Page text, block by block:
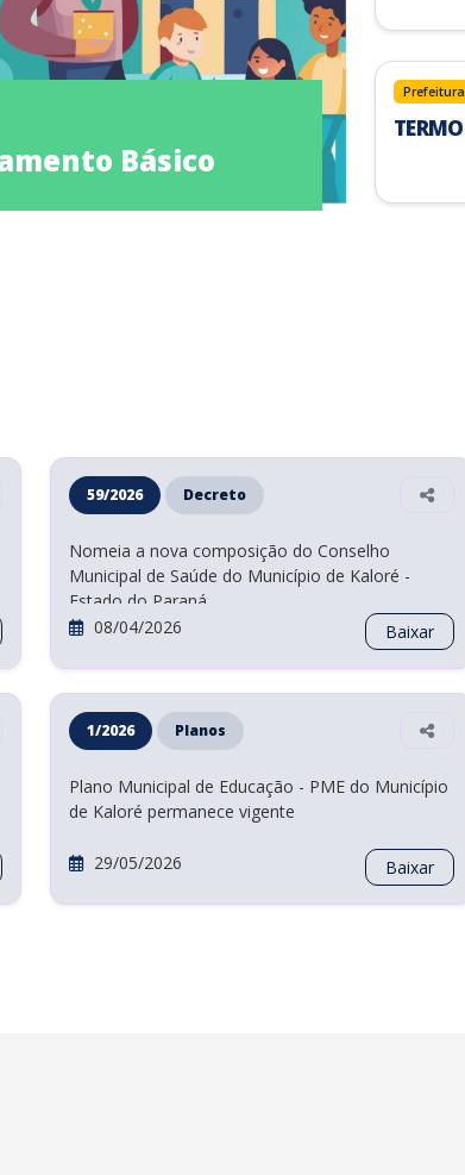
59/2026 Decreto
Nomeia a nova composição do Conselho
Municipal de Saúde do Município de Kaloré -
Estado do Paraná.
08/04/2026
Baixar
1/2026 Planos
Plano Municipal de Educação - PME do Município
de Kaloré permanece vigente